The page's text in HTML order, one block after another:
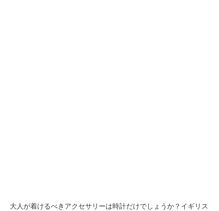
大人が着けるべきアクセサリーは時計だけでしょうか？イギリス